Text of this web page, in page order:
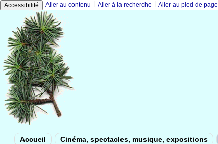
Accessibilité Aller au contenu Aller à la recherche Aller au pied de page
Accueil Cinéma, spectacles, musique, expositions